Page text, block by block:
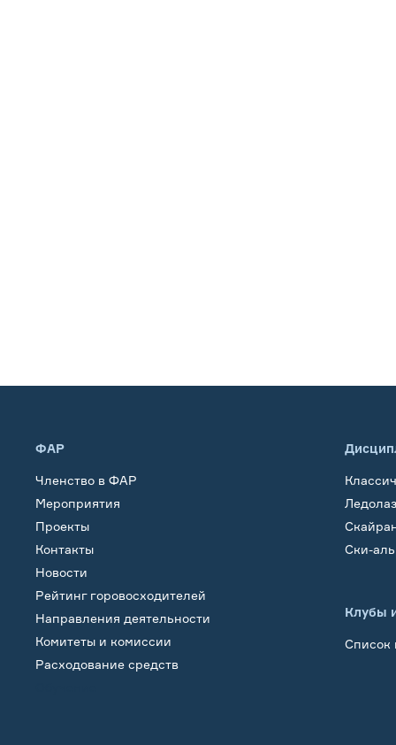
ФАР
Членство в ФАР
Мероприятия
Проекты
Контакты
Новости
Рейтинг горовосходителей
Направления деятельности
Комитеты и комиссии
Расходование средств
Ски-
Клубы
Список